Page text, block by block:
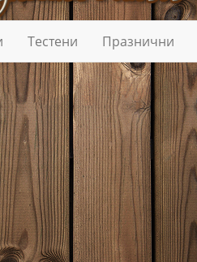
Тестени Празнични